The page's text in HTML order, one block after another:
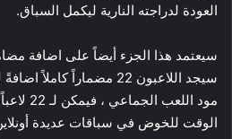
العودة لدراجته النارية ليكمل السباق.
سيعتمد هذا الجزء أيضاً على اضافة
مود
الوقت للخوض في سباقات عديدة